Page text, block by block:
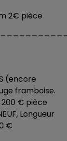
2€ pièce
(encore
framboise.
€ pièce
Longueur
€